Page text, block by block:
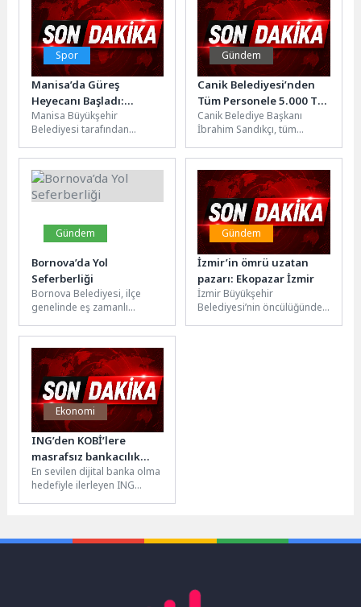
Spor
Manisa’da Güreş
Heyecanı Başladı:
Yuntdağı Er Meydanı
Pehlivanları Ağırlıyor
Manisa Büyükşehir
Belediyesi tarafından
Güreşleri başladı. CW Enerji
Türkiye Yağlı Güreş Ligi’nin...
Gündem
Canik Belediyesi’nden
Tüm Personele 5.000 TL
Bayram İkramiyesi
Canik Belediye Başkanı
İbrahim Sandıkçı, tüm
hesaplarına 5 bin Türk lirası
bayram ikramiyesi...
Gündem
Bornova’da Yol
Seferberliği
Bornova Belediyesi, ilçe
genelinde eş zamanlı
kaldırım ve altyapı
çalışmalarıyla yolları
yenileyerek...
Gündem
İzmir’in ömrü uzatan
pazarı: Ekopazar İzmir
İzmir Büyükşehir
Belediyesi’nin öncülüğünde
Ekonomi
ING’den KOBİ’lere
masrafsız bankacılık
desteği
En sevilen dijital banka olma
hedefiyle ilerleyen ING